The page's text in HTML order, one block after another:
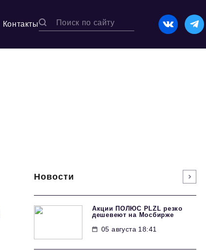
Контакты
Новости
Акции ПОЛЮС PLZL резко
дешевеют на Мосбирже
05 августа 18:41